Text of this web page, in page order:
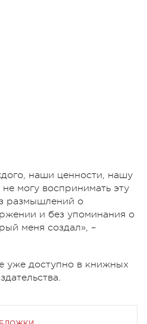
наши ценности, нашу
могу воспринимать эту
размышлений о
и без упоминания о
меня создал», –
уже доступно в книжных